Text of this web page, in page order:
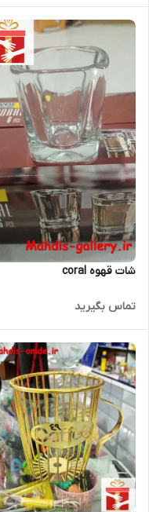
شات قهوه coral
تماس بگیرید